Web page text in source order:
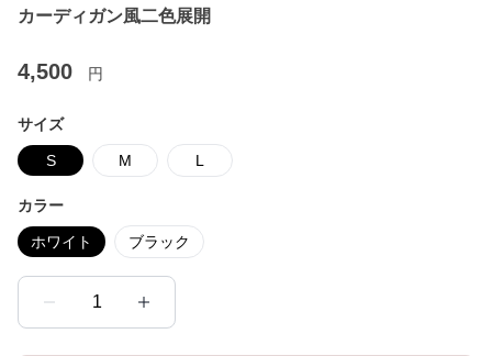
カーディガン風二色展開
4,500 円
サイズ
S M L
カラー
ホワイト ブラック
1